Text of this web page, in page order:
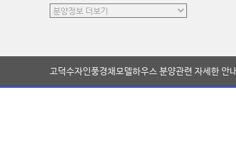
고덕수자인풍경채모델하우스 분양관련 자세한 안